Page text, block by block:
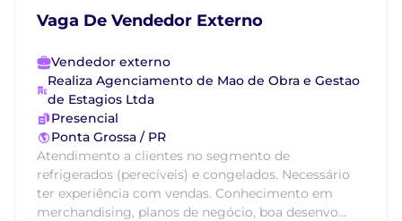
Vaga De Vendedor Externo
Vendedor externo
Realiza Agenciamento de Mao de Obra e Gestao
de Estagios Ltda
Presencial
Ponta Grossa / PR
Atendimento a clientes no segmento de
refrigerados (perecíveis) e congelados. Necessário
ter experiência com vendas. Conhecimento em
merchandising, planos de negócio, boa desenvo...